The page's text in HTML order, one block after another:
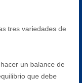
tres variedades de
un balance de
que debe